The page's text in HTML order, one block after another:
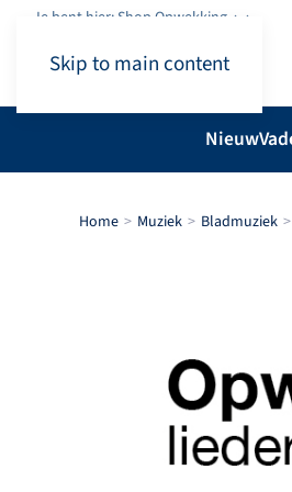
Skip to main content
Je bent hier: Shop.Opwekking
Nieuw
Home Muziek Bladmuziek